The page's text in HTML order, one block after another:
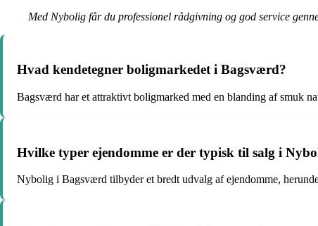
Med Nybolig får du professionel rådgivning og god service
Hvad kendetegner boligmarkedet i Bagsværd?
Bagsværd har et attraktivt boligmarked med en blanding af smuk
Hvilke typer ejendomme er der typisk til salg i
Nybolig i Bagsværd tilbyder et bredt udvalg af ejendomme,